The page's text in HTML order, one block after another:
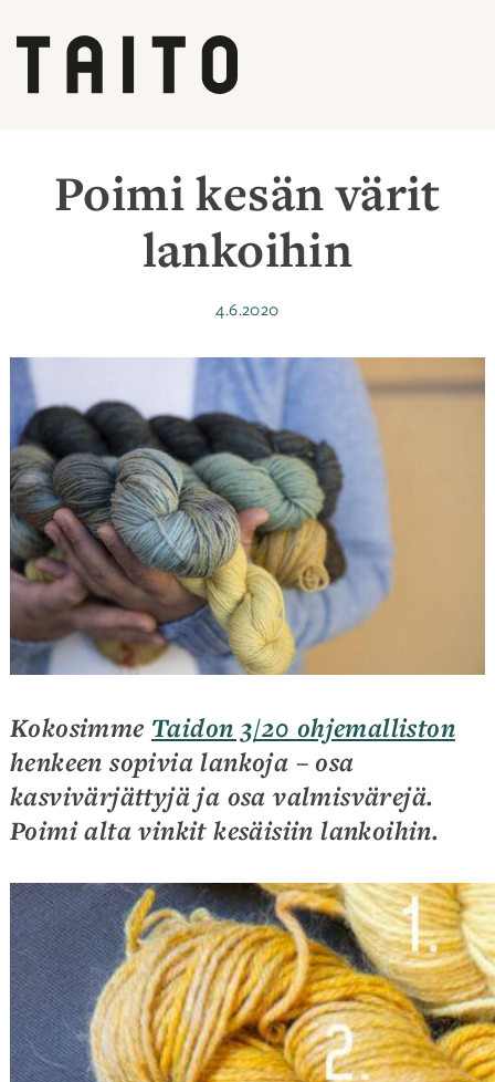
Poimi kesän värit
lankoihin
Julkaistu
4.6.2020
Kokosimme Taidon 3/20 ohjemalliston
henkeen sopivia lankoja – osa
kasvivärjättyjä ja osa valmisvärejä.
Poimi alta vinkit kesäisiin lankoihin.